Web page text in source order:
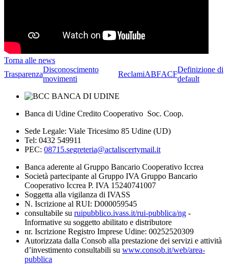
Torna alle news
Trasparenza
Disconoscimento
movimenti
ReclamiABFACF
Definizione di
default
Banca di Udine Credito Cooperativo Soc. Coop.
Sede Legale: Viale Tricesimo 85 Udine (UD)
Tel: 0432 549911
PEC: 08715.segreteria@actaliscertymail.it
Banca aderente al Gruppo Bancario Cooperativo Iccrea
Società partecipante al Gruppo IVA Gruppo Bancario
Cooperativo Iccrea P. IVA 15240741007
Soggetta alla vigilanza di IVASS
N. Iscrizione al RUI: D000059545
consultabile su ruipubblico.ivass.it/rui-pubblica/ng -
Informative su soggetto abilitato e distributore
nr. Iscrizione Registro Imprese Udine: 00252520309
Autorizzata dalla Consob alla prestazione dei servizi e attività
d’investimento consultabili su www.consob.it/web/area-
pubblica